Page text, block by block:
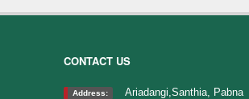
CONTACT US
Address: Ariadangi,Santhia, Pabna